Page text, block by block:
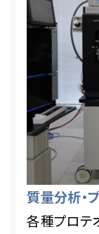
質量分析・
各種プロテ